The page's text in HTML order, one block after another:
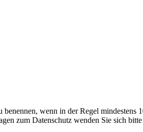
wenn in der Regel
zum Datenschutz wenden Sie sich bitte